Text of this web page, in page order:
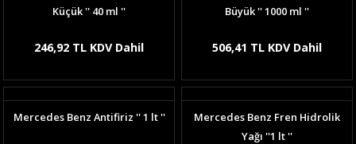
Küçük '' 40 ml ''
246,92 TL KDV Dahil
Büyük '' 1000 ml ''
506,41 TL KDV Dahil
Mercedes Benz Antifiriz '' 1 lt ''
Mercedes Benz Fren Hidrolik
Yağı ''1 lt ''